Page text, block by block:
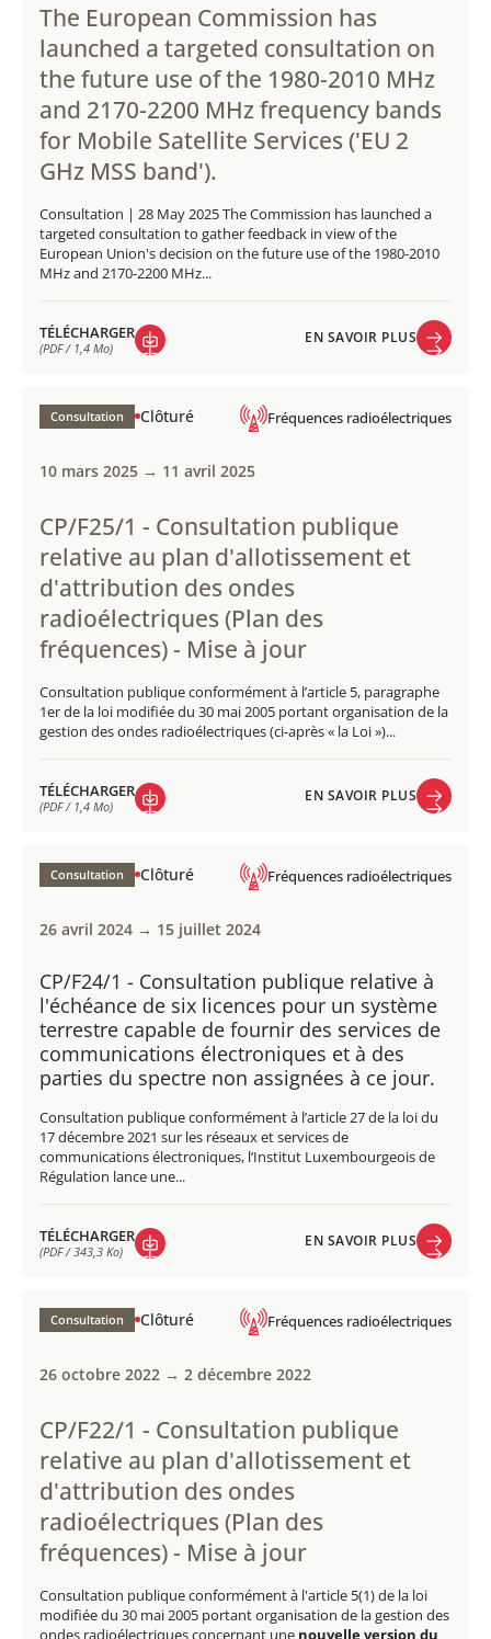
The European Commission has
launched a targeted consultation on
the future use of the 1980-2010 MHz
and 2170-2200 MHz frequency bands
for Mobile Satellite Services ('EU 2
GHz MSS band').
Consultation | 28 May 2025 The Commission has launched a
targeted consultation to gather feedback in view of the
European Union's decision on the future use of the 1980-2010
MHz and 2170-2200 MHz...
TÉLÉCHARGER
(PDF / 1,4 Mo)
(PDF / 1,4 Mo)
EN SAVOIR PLUS
Consultation Clôturé Fréquences radioélectriques
10 mars 2025 → 11 avril 2025
CP/F25/1 - Consultation publique
relative au plan d'allotissement et
d'attribution des ondes
radioélectriques (Plan des
fréquences) - Mise à jour
Consultation publique conformément à l’article 5, paragraphe
1er de la loi modifiée du 30 mai 2005 portant organisation de la
gestion des ondes radioélectriques (ci-après « la Loi »)...
TÉLÉCHARGER
(PDF / 1,4 Mo)
(PDF / 1,4 Mo)
EN SAVOIR PLUS
Consultation Clôturé Fréquences radioélectriques
26 avril 2024 → 15 juillet 2024
CP/F24/1 - Consultation publique relative à
l'échéance de six licences pour un système
terrestre capable de fournir des services de
communications électroniques et à des
parties du spectre non assignées à ce jour.
Consultation publique conformément à l’article 27 de la loi du
17 décembre 2021 sur les réseaux et services de
communications électroniques, l’Institut Luxembourgeois de
Régulation lance une...
TÉLÉCHARGER
(PDF / 343,3 Ko)
(PDF / 343,3 Ko)
EN SAVOIR PLUS
Consultation Clôturé Fréquences radioélectriques
26 octobre 2022 → 2 décembre 2022
CP/F22/1 - Consultation publique ​​​
relative au plan d'allotissement et
d'attribution des ondes
radioélectriques (Plan des
fréquences) - Mise à jour
Consultation publique conformément à l'article 5(1) de la loi
modifiée du 30 mai 2005 portant organisation de la gestion des
ondes radioélectriques concernant une nouvelle version du